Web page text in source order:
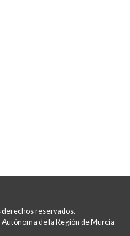
derechos reservados.
de la Región de Murcia